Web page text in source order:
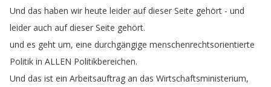
Und das haben wir heute leider auf dieser Seite gehört - und
leider auch auf dieser Seite gehört.
und es geht um, eine durchgängige menschenrechtsorientierte
Politik in ALLEN Politikbereichen.
Und das ist ein Arbeitsauftrag an das Wirtschaftsministerium,